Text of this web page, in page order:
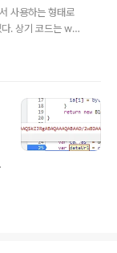
사용하는 형태로
. 상기 코드는 we
는 코드 모델을
ma